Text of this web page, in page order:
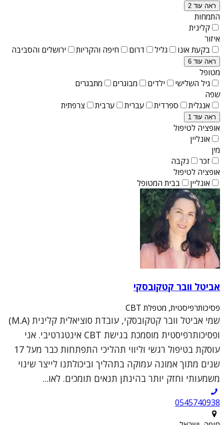
ראה עוד 2
התמחות
קלינית
איזור
בקעת אונו
גליל דרום חיפה והקריות ירושלים והסביבה
ראה עוד 6
מטופל
גיל השלישי
ילדים מבוגרים
מתבגרים
שפה
אנגלית
ספרדית עברית ערבית צרפתית
ראה עוד 1
אופציה לטיפול
אונליין
מין
זכר
נקבה
אופציה לטיפול
אונליין
בבית המטופל
אביטל וובר קטקובסקי
פסיכותרפיסטית, מטפלת CBT
שמי אביטל וובר קטקובסקי, עובדת סוציאלית קלינית (M.A)
ופסיכותרפיסטית מוסמכת בגישת CBT אינטגרטיבי. אני
עוסקת בטיפול רגשי וליווי תהליכי התפתחות כבר מעל 17
שנים מתוך אמונה עמוקה בתהליך וביכולתנו לייצר שינוי
משמעותי וחזק יותר בהינתן תנאים תומכים. לאו...
0545740938